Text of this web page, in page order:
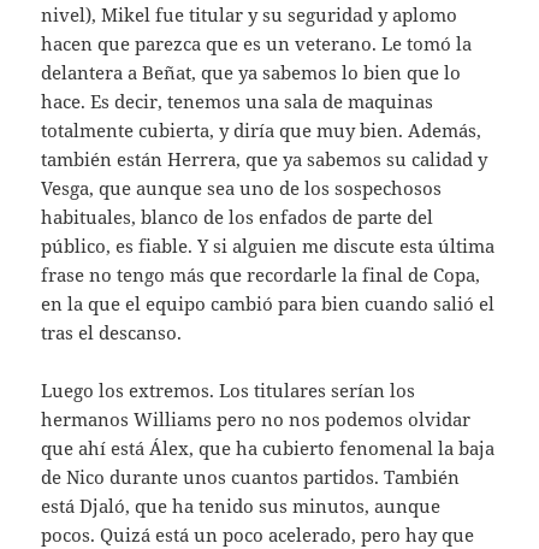
nivel), Mikel fue titular y su seguridad y aplomo
hacen que parezca que es un veterano. Le tomó la
delantera a Beñat, que ya sabemos lo bien que lo
hace. Es decir, tenemos una sala de maquinas
totalmente cubierta, y diría que muy bien. Además,
también están Herrera, que ya sabemos su calidad y
Vesga, que aunque sea uno de los sospechosos
habituales, blanco de los enfados de parte del
público, es fiable. Y si alguien me discute esta última
frase no tengo más que recordarle la final de Copa,
en la que el equipo cambió para bien cuando salió el
tras el descanso.
Luego los extremos. Los titulares serían los
hermanos Williams pero no nos podemos olvidar
que ahí está Álex, que ha cubierto fenomenal la baja
de Nico durante unos cuantos partidos. También
está Djaló, que ha tenido sus minutos, aunque
pocos. Quizá está un poco acelerado, pero hay que